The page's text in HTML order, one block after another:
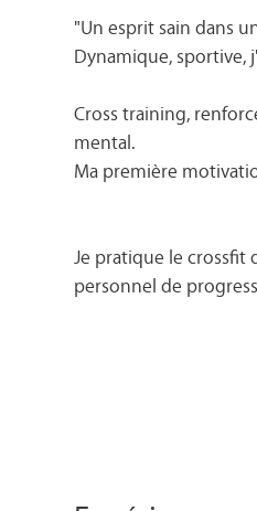
"Un esprit sain dans
Dynamique, sportive,
Cross training,
mental.
Ma première
Je pratique le crossfit
personnel de